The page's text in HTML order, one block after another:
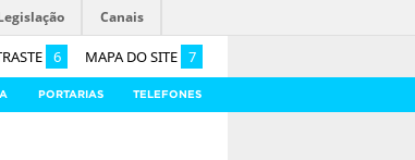
6 MAPA DO SITE 7
Canais
PORTARIAS TELEFONES